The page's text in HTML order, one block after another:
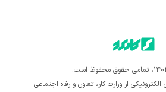
از وزارت کار، تعاون و رفاه اجتماعی